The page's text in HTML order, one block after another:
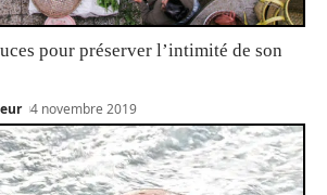
pour préserver l’intimité de son
4 novembre 2019